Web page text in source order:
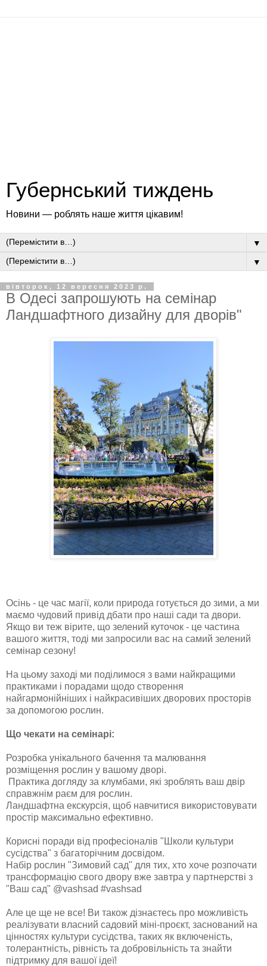
Губернський тиждень
Новини — роблять наше життя цікавим!
▼
▼
вівторок, 12 вересня 2023 р.
В Одесі запрошують на семінар
Ландшафтного дизайну для дворів"
Осінь - це час магії, коли природа готується до зими, а ми
маємо чудовий привід дбати про наші сади та двори.
Якщо ви теж вірите, що зелений куточок - це частина
вашого життя, тоді ми запросили вас на самий зелений
семінар сезону!
На цьому заході ми поділимося з вами найкращими
практиками і порадами щодо створення
найгармонійніших і найкрасивіших дворових просторів
за допомогою рослин.
Що чекати на семінарі:
Розробка унікального бачення та малювання
розміщення рослин у вашому дворі.
Практика догляду за клумбами, які зроблять ваш двір
справжнім раєм для рослин.
Ландшафтна екскурсія, щоб навчитися використовувати
простір максимально ефективно.
Корисні поради від професіоналів "Школи культури
сусідства" з багаторічним досвідом.
Набір рослин "Зимовий сад" для тих, хто хоче розпочати
трансформацію свого двору вже завтра у партнерстві з
"Ваш сад" @vashsad #vashsad
Але це ще не все! Ви також дізнаєтесь про можливість
реалізувати власний садовий міні-проєкт, заснований на
цінностях культури сусідства, таких як включеність,
толерантність, рівність та добровільність та знайти
підтримку для вашої ідеї!